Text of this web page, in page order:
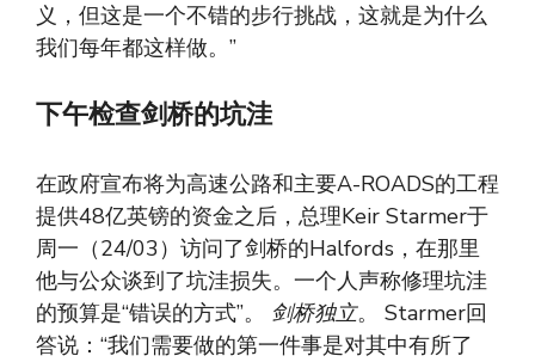
义，但这是一个不错的步行挑战，这就是为什么
我们每年都这样做。”
下午检查剑桥的坑洼
在政府宣布将为高速公路和主要A-ROADS的工程
提供48亿英镑的资金之后，总理Keir Starmer于
周一（24/03）访问了剑桥的Halfords，在那里
他与公众谈到了坑洼损失。一个人声称修理坑洼
的预算是“错误的方式”。 剑桥独立。 Starmer回
答说：“我们需要做的第一件事是对其中有所了